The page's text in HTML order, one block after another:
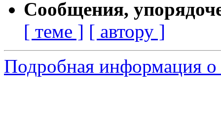
Сообщения,
[ теме ] [ автору ]
Подробная информация о